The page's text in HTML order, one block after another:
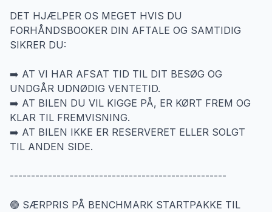
DET HJÆLPER OS MEGET HVIS DU
FORHÅNDSBOOKER DIN AFTALE OG SAMTIDIG
SIKRER DU:
➡️ AT VI HAR AFSAT TID TIL DIT BESØG OG
UNDGÅR UDNØDIG VENTETID.
➡️ AT BILEN DU VIL KIGGE PÅ, ER KØRT FREM OG
KLAR TIL FREMVISNING.
➡️ AT BILEN IKKE ER RESERVERET ELLER SOLGT
TIL ANDEN SIDE.
---------------------------------------------------
🟢 SÆRPRIS PÅ BENCHMARK STARTPAKKE TIL